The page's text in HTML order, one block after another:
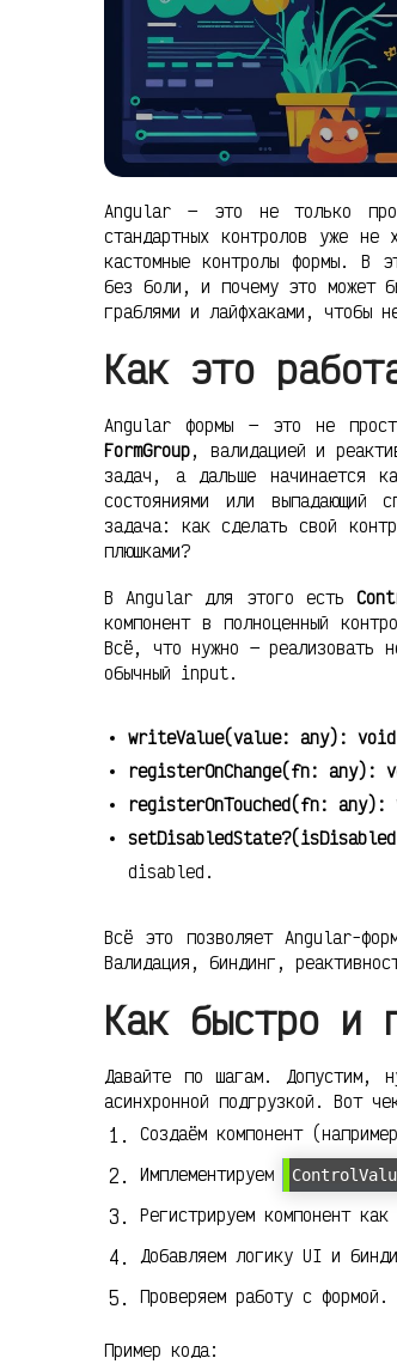
Angular — это не только
стандартных контролов уже
кастомные контролы формы. В
без боли, и почему это может
граблями и лайфхаками, чтобы
Как это
Angular формы — это не
FormGroup, валидацией и
задач, а дальше начинается
состояниями или выпадающий
задача: как сделать свой
плюшками?
В Angular для этого есть
компонент в полноценный
Всё, что нужно — реализовать
обычный input.
writeValue(value: any): void
registerOnChange(fn: any):
registerOnTouched(fn: any):
disabled.
Всё это позволяет Angular-
Валидация, биндинг,
Как быстро и
Давайте по шагам. Допустим,
асинхронной подгрузкой. Вот
Создаём компонент
Имплементируем
Регистрируем компонент как
Добавляем логику UI и
Проверяем работу с формой.
Пример кода: